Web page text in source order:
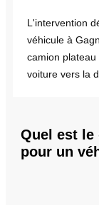
L'intervention
véhicule à
camion
voiture vers la
Quel est le
pour un